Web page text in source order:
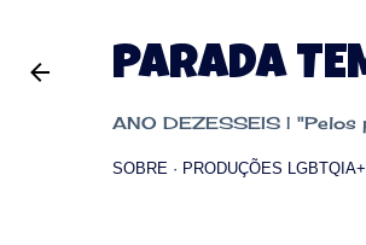
PARADA
ANO DEZESSEIS | "Pelos
SOBRE PRODUÇÕES LGBTQIA+